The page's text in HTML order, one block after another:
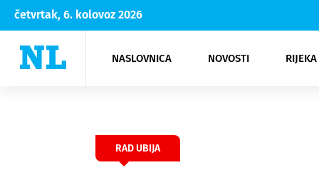
četvrtak, 6. kolovoz 2026
NASLOVNICA NOVOSTI
Rijeka Opatija
NK
Moda
Kultura
RAD UBIJA